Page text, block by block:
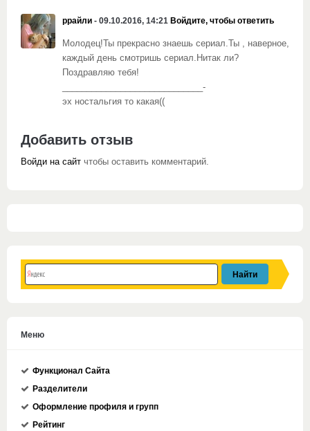
ррайли - 09.10.2016, 14:21 Войдите, чтобы ответить
Молодец!Ты прекрасно знаешь сериал.Ты , наверное,
каждый день смотришь сериал.Нитак ли?
Поздравляю тебя!
_____________________________-
эх ностальгия то какая((
Добавить отзыв
Войди на сайт чтобы оставить комментарий.
Меню
Функционал Сайта
Разделители
Оформление профиля и групп
Рейтинг